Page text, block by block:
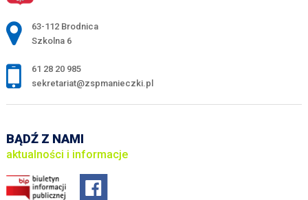
Adres pocztowy:
63-112 Brodnica
Szkolna 6
61 28 20 985
sekretariat@zspmanieczki.pl
BĄDŹ Z NAMI
aktualności i informacje